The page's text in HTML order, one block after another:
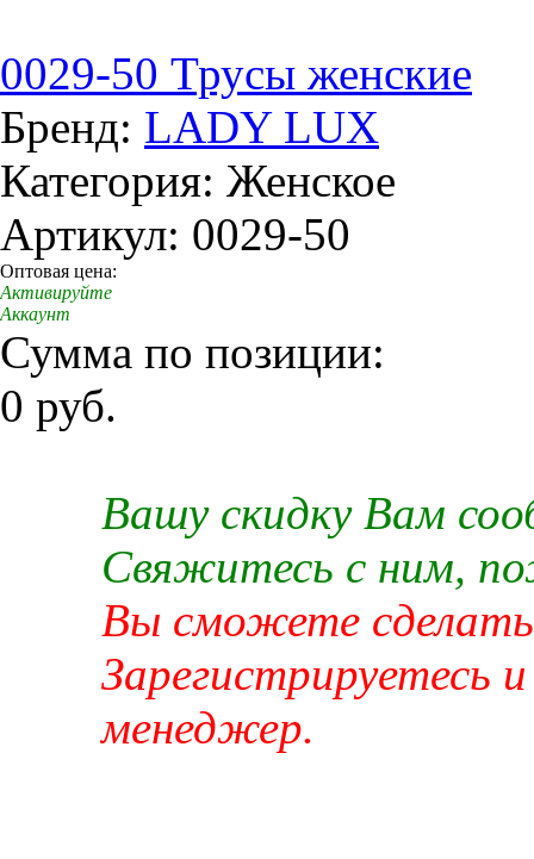
0029-50 Трусы женские
Бренд: LADY LUX
Категория: Женское
Артикул: 0029-50
Оптовая цена:
Активируйте
Аккаунт
Сумма по позиции:
0 руб.
Вашу скидку Вам
Свяжитесь с ним,
Вы сможете сделать
Зарегистрируетесь
менеджер.